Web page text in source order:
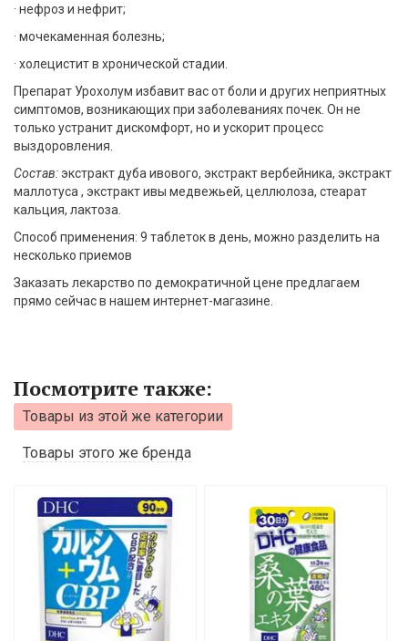
· нефроз и нефрит;
· мочекаменная болезнь;
· холецистит в хронической стадии.
Препарат Урохолум избавит вас от боли и других неприятных
симптомов, возникающих при заболеваниях почек. Он не
только устранит дискомфорт, но и ускорит процесс
выздоровления.
Состав:экстракт дуба ивового, экстракт вербейника, экстракт
маллотуса , экстракт ивы медвежьей, целлюлоза, стеарат
кальция, лактоза.
Способ применения: 9 таблеток в день, можно разделить на
несколько приемов
Заказать лекарство по демократичной цене предлагаем
прямо сейчас в нашем интернет-магазине.
Посмотрите также:
Товары из этой же категории
Товары этого же бренда